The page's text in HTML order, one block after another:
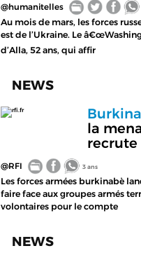
@humanitelles
Au mois de mars, les forces
est de l’Ukraine. Le
d’Alla, 52 ans, qui affir
NEWS
rfi.fr
la
@RFI 3 ans
Les forces armées burkinabè
faire face aux groupes armés
volontaires pour le compte
NEWS